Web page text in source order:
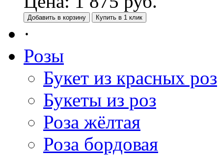
Добавить в корзину Купить в 1 клик
·
Розы
Букет из красных роз
Букеты из роз
Роза жёлтая
Роза бордовая